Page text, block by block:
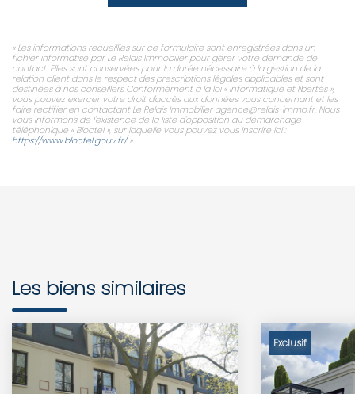
« Les informations recueillies sur ce formulaire sont enregistrées dans un
fichier informatisé par Le Relais Immobilier pour gérer votre demande de
contact. Elles sont conservées pour la durée nécessaire à la gestion de la
relation client dans le respect des prescriptions légales applicables et sont
destinées à nos conseillers Conformément à la loi « informatique et libertés »,
vous pouvez exercer votre droit d'accès aux données vous concernant et les
faire rectifier en contactant Le Relais Immobilier agence@relais-immo.fr. Nous
vous informons de l'existence de la liste d'opposition au démarchage
téléphonique « Bloctel », sur laquelle vous pouvez vous inscrire ici :
https://www.bloctel.gouv.fr/»
Les biens similaires
Exclusif